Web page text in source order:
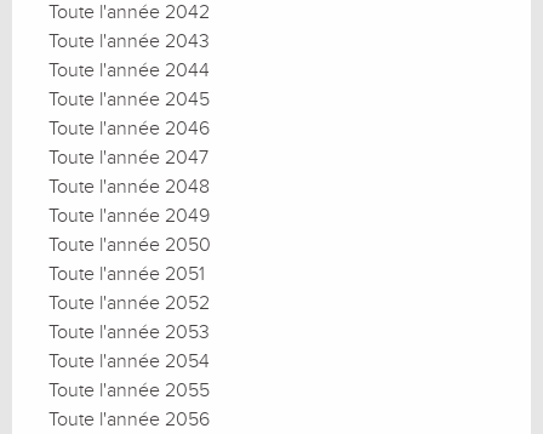
Toute l'année 2042
Toute l'année 2043
Toute l'année 2044
Toute l'année 2045
Toute l'année 2046
Toute l'année 2047
Toute l'année 2048
Toute l'année 2049
Toute l'année 2050
Toute l'année 2051
Toute l'année 2052
Toute l'année 2053
Toute l'année 2054
Toute l'année 2055
Toute l'année 2056